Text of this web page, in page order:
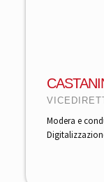
Modera e